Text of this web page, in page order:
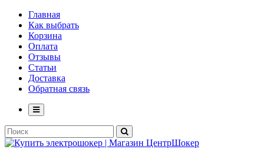
Главная
Как выбрать
Корзина
Оплата
Отзывы
Статьи
Доставка
Обратная связь